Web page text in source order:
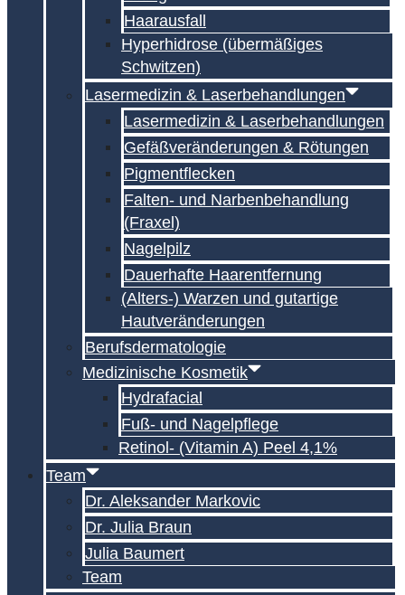
Haarausfall
Hyperhidrose (übermäßiges
Schwitzen)
Lasermedizin & Laserbehandlungen
Lasermedizin & Laserbehandlungen
Gefäßveränderungen & Rötungen
Pigmentflecken
Falten- und Narben­behandlung
(Fraxel)
Nagelpilz
Dauerhafte Haarentfernung
(Alters-) Warzen und gutartige
Hautveränderungen
Berufsdermatologie
Medizinische Kosmetik
Hydrafacial
Fuß- und Nagelpflege
Retinol- (Vitamin A) Peel 4,1%
Team
Dr. Aleksander Markovic
Dr. Julia Braun
Julia Baumert
Team